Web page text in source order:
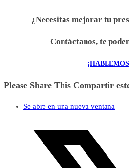
¿Necesitas mejorar tu
Contáctanos, te
Please Share This Compartir
Se abre en una nueva ventana